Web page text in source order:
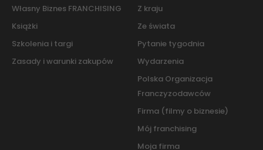
Własny Biznes FRANCHISING
Książki
Szkolenia i targi
Zasady i warunki zakupów
Z kraju
Ze świata
Pytanie tygodnia
Wydarzenia
Polska Organizacja
Franczyzodawców
Firma (filmy o biznesie)
Mój franchising
Moja firma